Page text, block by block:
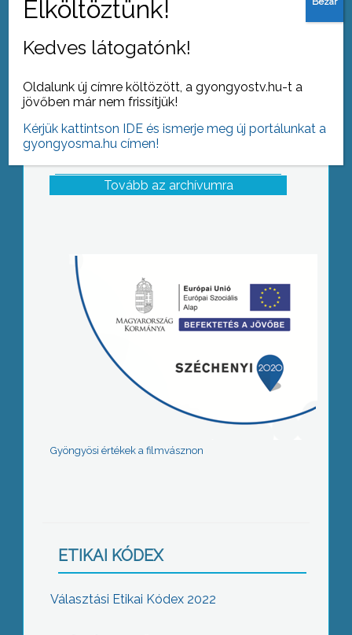
Tovább az archívumra
Gyöngyösi értékek a filmvásznon
ETIKAI KÓDEX
Választási Etikai Kódex 2022
Kedves látogatónk!
Oldalunk új címre költözött, a gyongyostv.hu-t a
jövőben már nem frissítjük!
Kérjük kattintson IDE és ismerje meg új portálunkat a
gyongyosma.hu címen!